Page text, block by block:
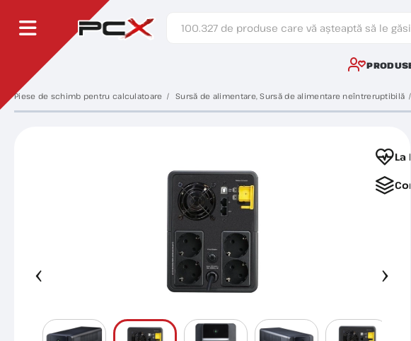
Piese de schimb pentru calculatoare Sursă de alimentare, Sursă de alimentare neîntreruptibilă
La